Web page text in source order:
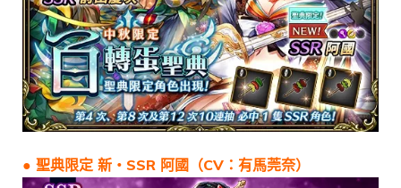
● 聖典限定 新・SSR 阿國（CV：有馬莞奈）